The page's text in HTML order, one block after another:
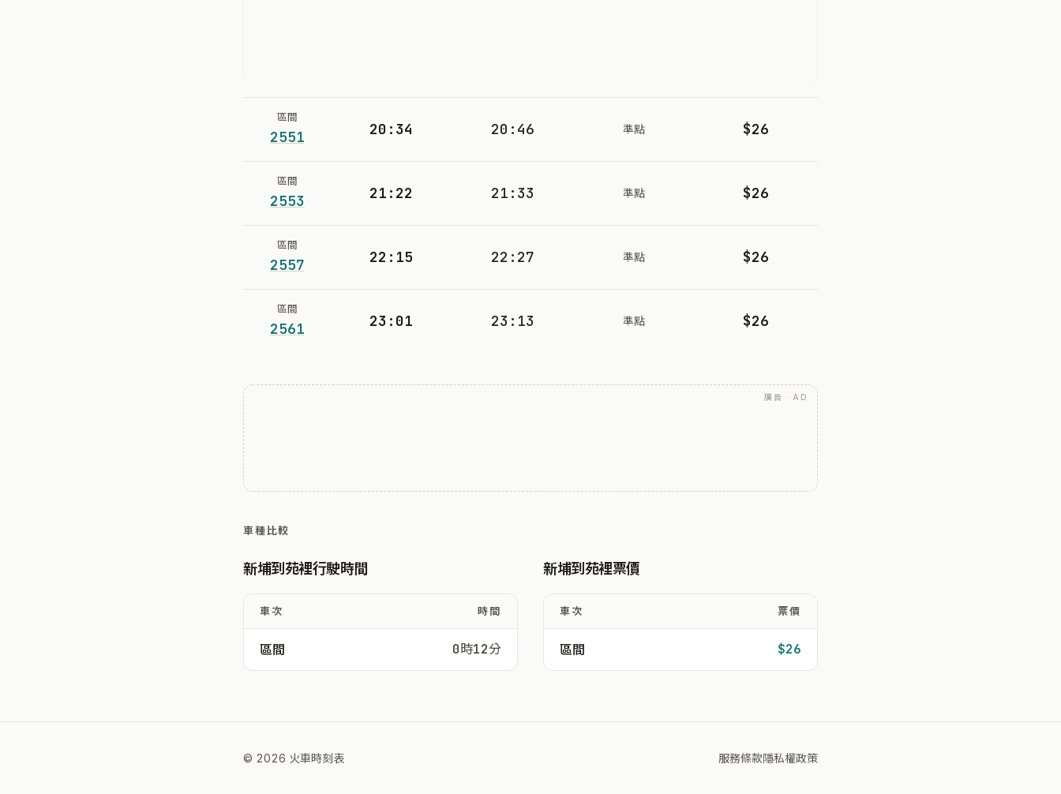
區間
2551 20:34 20:46 準點 $26
區間
2553 21:22 21:33 準點 $26
區間
2557 22:15 22:27 準點 $26
區間
2561 23:01 23:13 準點 $26
廣告 · AD
車種比較
新埔到苑裡行駛時間
車次 時間
區間 0時12分
新埔到苑裡票價
車次 票價
區間 $26
© 2026 火車時刻表 服務條款隱私權政策